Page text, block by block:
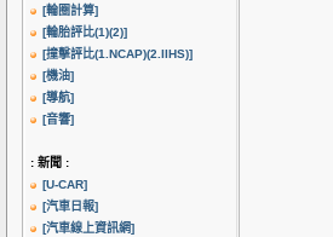
[輪圈計算]
[輪胎評比(1)(2)]
[撞擊評比(1.NCAP)(2.IIHS)]
[機油]
[導航]
[音響]
: 新聞 :
[U-CAR]
[汽車日報]
[汽車線上資訊網]